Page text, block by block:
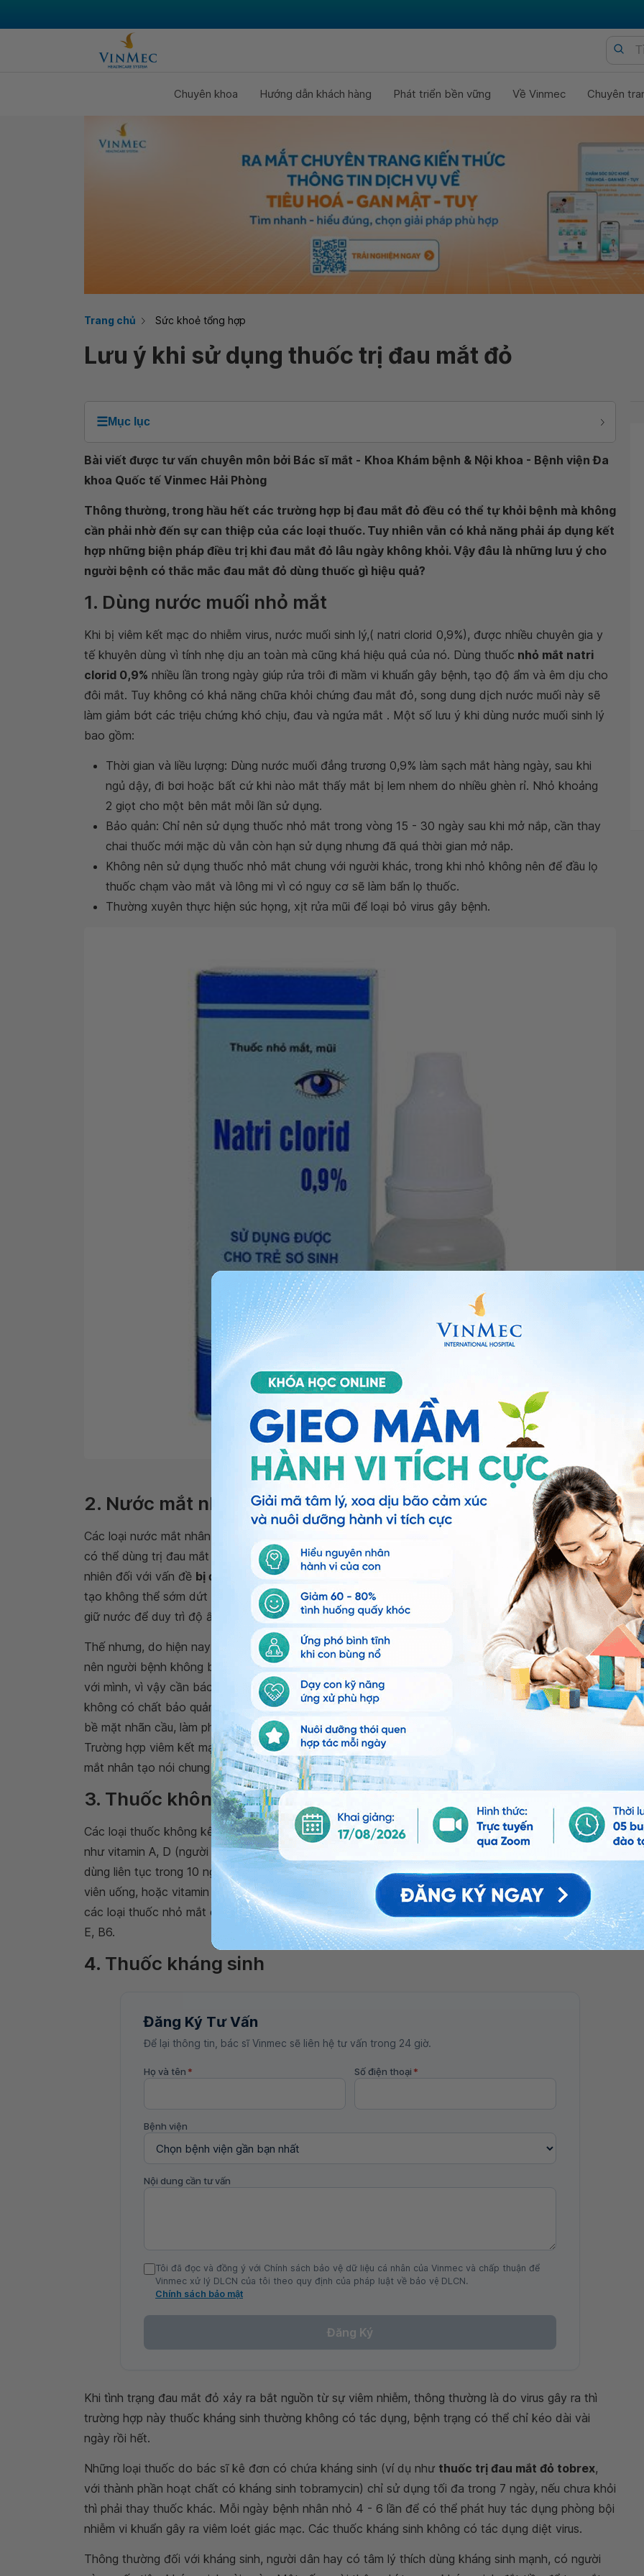
Chuyên khoa Hướng dẫn khách hàng Phát triển bền vững Về Vinmec Chuyên
Trang chủ Sức khoẻ tổng hợp
Lưu ý khi sử dụng thuốc trị đau mắt đỏ
☰Mục lục
Bài viết được tư vấn chuyên môn bởi Bác sĩ mắt - Khoa Khám bệnh & Nội khoa - Bệnh viện Đa
khoa Quốc tế Vinmec Hải Phòng
Thông thường, trong hầu hết các trường hợp bị đau mắt đỏ đều có thể tự khỏi bệnh mà không
cần phải nhờ đến sự can thiệp của các loại thuốc. Tuy nhiên vẫn có khả năng phải áp dụng kết
hợp những biện pháp điều trị khi đau mắt đỏ lâu ngày không khỏi. Vậy đâu là những lưu ý cho
người bệnh có thắc mắc đau mắt đỏ dùng thuốc gì hiệu quả?
1. Dùng nước muối nhỏ mắt
Khi bị viêm kết mạc do nhiễm virus, nước muối sinh lý,( natri clorid 0,9%), được nhiều chuyên gia y
tế khuyên dùng vì tính nhẹ dịu an toàn mà cũng khá hiệu quả của nó. Dùng thuốc nhỏ mắt natri
clorid 0,9% nhiều lần trong ngày giúp rửa trôi đi mầm vi khuẩn gây bệnh, tạo độ ẩm và êm dịu cho
đôi mắt. Tuy không có khả năng chữa khỏi chứng đau mắt đỏ, song dung dịch nước muối này sẽ
làm giảm bớt các triệu chứng khó chịu, đau và ngứa mắt . Một số lưu ý khi dùng nước muối sinh lý
bao gồm:
Thời gian và liều lượng: Dùng nước muối đẳng trương 0,9% làm sạch mắt hàng ngày, sau khi
ngủ dậy, đi bơi hoặc bất cứ khi nào mắt thấy mắt bị lem nhem do nhiều ghèn rỉ. Nhỏ khoảng
2 giọt cho một bên mắt mỗi lần sử dụng.
Bảo quản: Chỉ nên sử dụng thuốc nhỏ mắt trong vòng 15 - 30 ngày sau khi mở nắp, cần thay
chai thuốc mới mặc dù vẫn còn hạn sử dụng nhưng đã quá thời gian mở nắp.
Không nên sử dụng thuốc nhỏ mắt chung với người khác, trong khi nhỏ không nên để đầu lọ
thuốc chạm vào mắt và lông mi vì có nguy cơ sẽ làm bẩn lọ thuốc.
Thường xuyên thực hiện súc họng, xịt rửa mũi để loại bỏ virus gây bệnh.
Muối nhỏ mắt NaCl
2. Nước mắt nhân tạo
Các loại nước mắt nhân tạo, chất làm ẩm hay dung dịch bôi trơn nhãn cầu có độ nhớt thấp cũng
có thể dùng trị đau mắt đỏ với công dụng như trên và đem lại cảm giác dễ chịu cho đôi mắt. Tuy
nhiên đối với vấn đề bị đau mắt đỏ làm sao nhanh khỏi
thì thật ra nước muối hay nước mắt nhân
tạo không thể sớm dứt điểm triệu chứng của bệnh. Nước mắt nhân tạo chủ yếu có tác dụng hút,
giữ nước để duy trì độ ẩm trên bề mặt nhãn cầu, tăng độ nhầy, giúp hạn chế tình trạng khô mắt.
Thế nhưng, do hiện nay có rất nhiều biệt dược khác nhau về dược chất (lên đến hàng chục loại)
nên người bệnh không biết
đau mắt đỏ nhỏ thuốc gì đau mắt đỏ uống thuốc gìđể phù hợp
với mình, vì vậy cần bác sĩ thăm khám và kê đơn để chọn lựa, song tốt nhất nên là loại thuốc
không có chất bảo quản benzalkonium chloride. Nếu sử dụng lâu dài chất này sẽ gây tích lũy trên
bề mặt nhãn cầu, làm phá vỡ cấu trúc lipid, dẫn đến mất tính bền vững của màng phim nước mắt.
Trường hợp viêm kết mạc nặng, mỗi ngày bệnh nhân phải tra thường xuyên 5 - 6 lần. Loại nước
mắt nhân tạo nói chung chỉ dùng khi có tình trạng khô mắt, không dùng liên tục nhiều ngày.
3. Thuốc không kê đơn
Các loại thuốc không kê đơn chủ yếu dùng để nâng cao thể trạng,tăng sức đề kháng
, chẳng hạn
như vitamin A, D (người lớn không bổ sung quá 5.000 UI vitamin A/ngày + 500 UI vitamin D3/ngày),
dùng liên tục trong 10 ngày rồi nghỉ. Nếu cần thiết, bệnh nhân có thể dùng thêm vitamin C dạng
viên uống, hoặc vitamin B2. Trường hợp bệnh
đau mắt đỏ lâu ngày không khỏi, cần dùng thêm
các loại thuốc nhỏ mắt chứa vitamin nhóm B và chondroitin hoặc thuốc nhỏ mắt có chứa vitamin A,
E, B6.
4. Thuốc kháng sinh
Đăng Ký Tư Vấn
Để lại thông tin, bác sĩ Vinmec sẽ liên hệ tư vấn trong 24 giờ.
Họ và tên * Số điện thoại *
Bệnh viện
Nội dung cần tư vấn
Tôi đã đọc và đồng ý với Chính sách bảo vệ dữ liệu cá nhân của Vinmec và chấp thuận để
Vinmec xử lý DLCN của tôi theo quy định của pháp luật về bảo vệ DLCN.
Chính sách bảo mật
Đăng Ký
Khi tình trạng đau mắt đỏ xảy ra bắt nguồn từ sự viêm nhiễm, thông thường là do virus gây ra thì
trường hợp này thuốc kháng sinh thường không có tác dụng, bệnh trạng có thể chỉ kéo dài vài
ngày rồi hết.
Những loại thuốc do bác sĩ kê đơn có chứa kháng sinh (ví dụ như thuốc trị đau mắt đỏ tobrex,
với thành phần hoạt chất có kháng sinh tobramycin) chỉ sử dụng tối đa trong 7 ngày, nếu chưa khỏi
thì phải thay thuốc khác. Mỗi ngày bệnh nhân nhỏ 4 - 6 lần để có thể phát huy tác dụng phòng bội
nhiễm vi khuẩn gây ra viêm loét giác mạc. Các thuốc kháng sinh không có tác dụng diệt virus.
Thông thường đối với kháng sinh, người dân hay có tâm lý thích dùng kháng sinh mạnh, có người